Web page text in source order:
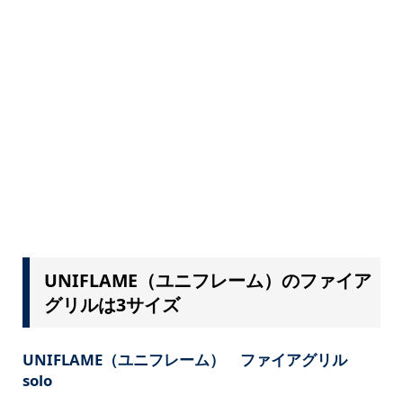
UNIFLAME（ユニフレーム）のファイア
グリルは3サイズ
UNIFLAME（ユニフレーム） ファイアグリル
solo